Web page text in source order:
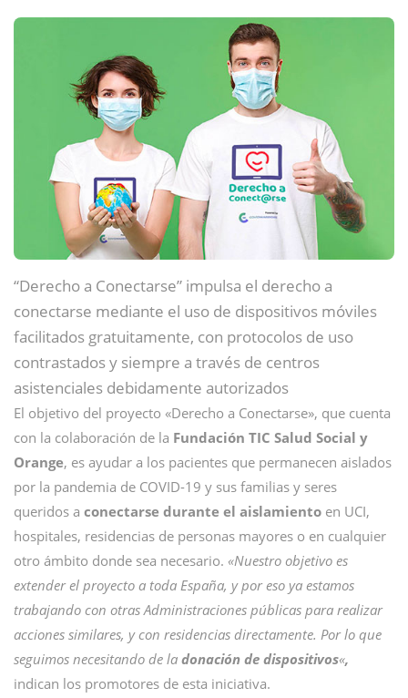
“Derecho a Conectarse” impulsa el derecho a
conectarse mediante el uso de dispositivos móviles
facilitados gratuitamente, con protocolos de uso
contrastados y siempre a través de centros
asistenciales debidamente autorizados
El objetivo del proyecto «Derecho a Conectarse», que cuenta
con la colaboración de la Fundación TIC Salud Social y
Orange, es ayudar a los pacientes que permanecen aislados
por la pandemia de COVID-19 y sus familias y seres
queridos a conectarse durante el aislamiento en UCI,
hospitales, residencias de personas mayores o en cualquier
otro ámbito donde sea necesario. «Nuestro objetivo es
extender el proyecto a toda España, y por eso ya estamos
trabajando con otras Administraciones públicas para realizar
acciones similares, y con residencias directamente. Por lo que
seguimos necesitando de la donación de dispositivos«,
indican los promotores de esta iniciativa.